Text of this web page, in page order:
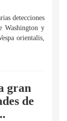
detecciones
Washington y
orientalis,
gran
de